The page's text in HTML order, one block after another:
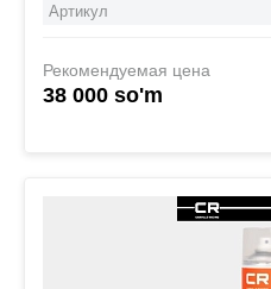
Артикул
Рекомендуемая цена
38 000 so'm